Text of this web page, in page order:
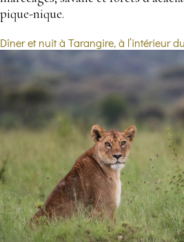
pique-nique.
Dîner et nuit à Tarangire, à l’intérieur